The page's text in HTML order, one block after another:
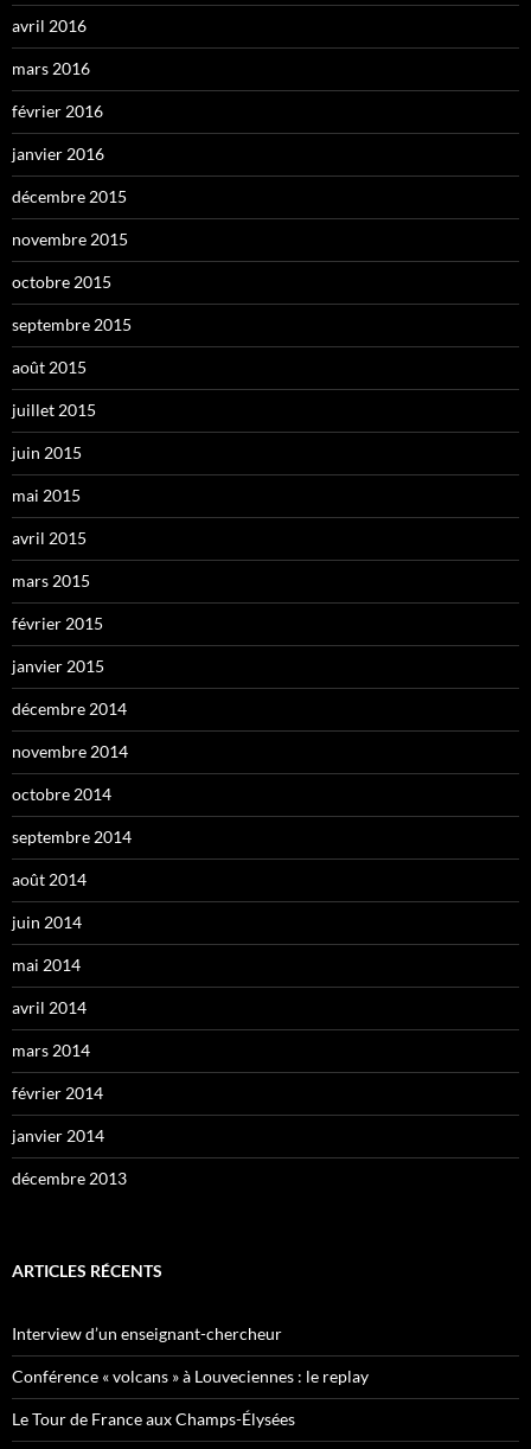
avril 2016
mars 2016
février 2016
janvier 2016
décembre 2015
novembre 2015
octobre 2015
septembre 2015
août 2015
juillet 2015
juin 2015
mai 2015
avril 2015
mars 2015
février 2015
janvier 2015
décembre 2014
novembre 2014
octobre 2014
septembre 2014
août 2014
juin 2014
mai 2014
avril 2014
mars 2014
février 2014
janvier 2014
décembre 2013
ARTICLES RÉCENTS
Interview d’un enseignant-chercheur
Conférence « volcans » à Louveciennes : le replay
Le Tour de France aux Champs-Élysées